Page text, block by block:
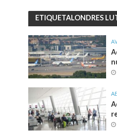
ETIQUETALONDRES